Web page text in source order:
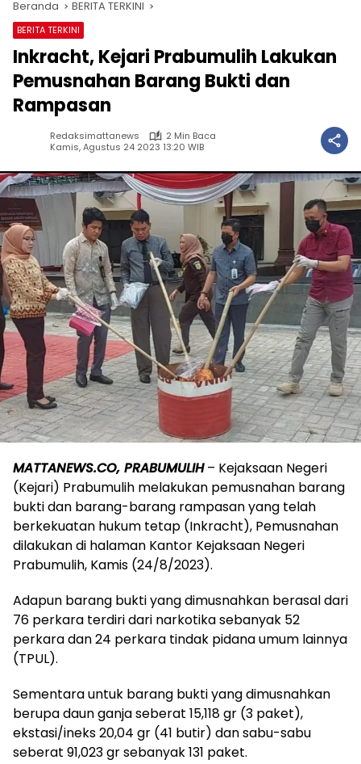
Beranda BERITA TERKINI
BERITA TERKINI
Inkracht, Kejari Prabumulih Lakukan
Pemusnahan Barang Bukti dan
Rampasan
Redaksimattanews
2 Min Baca
Kamis, Agustus 24 2023 13:20 WIB
MATTANEWS.CO, PRABUMULIH– Kejaksaan Negeri
(Kejari) Prabumulih melakukan pemusnahan barang
bukti dan barang-barang rampasan yang telah
berkekuatan hukum tetap (Inkracht), Pemusnahan
dilakukan di halaman Kantor Kejaksaan Negeri
Prabumulih, Kamis (24/8/2023).
Adapun barang bukti yang dimusnahkan berasal dari
76 perkara terdiri dari narkotika sebanyak 52
perkara dan 24 perkara tindak pidana umum lainnya
(TPUL).
Sementara untuk barang bukti yang dimusnahkan
berupa daun ganja seberat 15,118 gr (3 paket),
ekstasi/ineks 20,04 gr (41 butir) dan sabu-sabu
seberat 91,023 gr sebanyak 131 paket.